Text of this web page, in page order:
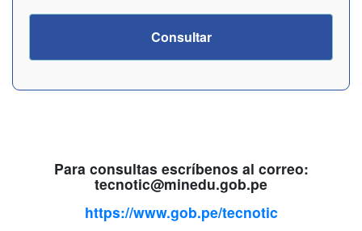
Consultar
Para consultas escríbenos al correo:
tecnotic@minedu.gob.pe
https://www.gob.pe/tecnotic